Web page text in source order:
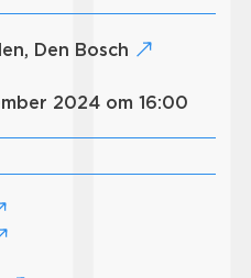
Den Bosch
2024 om 16:00